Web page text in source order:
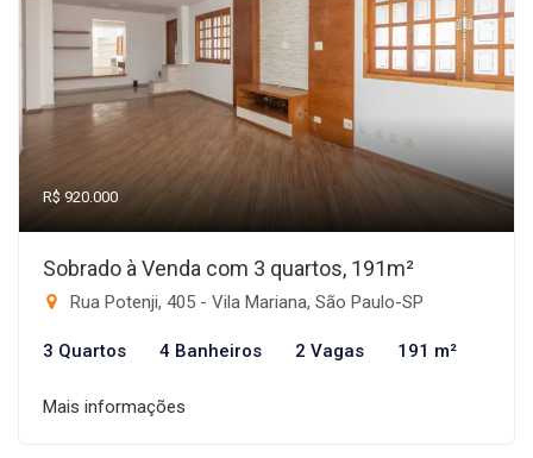
R$ 920.000
Sobrado à Venda com 3 quartos, 191m²
Rua Potenji, 405 - Vila Mariana, São Paulo-SP
3 Quartos 4 Banheiros 2 Vagas 191 m²
Mais informações